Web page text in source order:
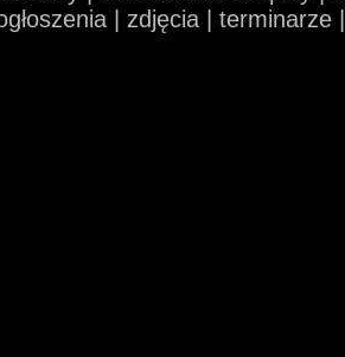
| zdjęcia |